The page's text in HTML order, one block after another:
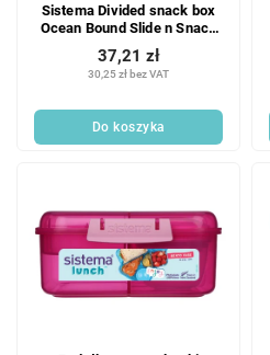
Sistema Divided snack box
Ocean Bound Slide n Snack
445 ml, mięta
30,25 zł bez VAT
37,21 zł
Do koszyka